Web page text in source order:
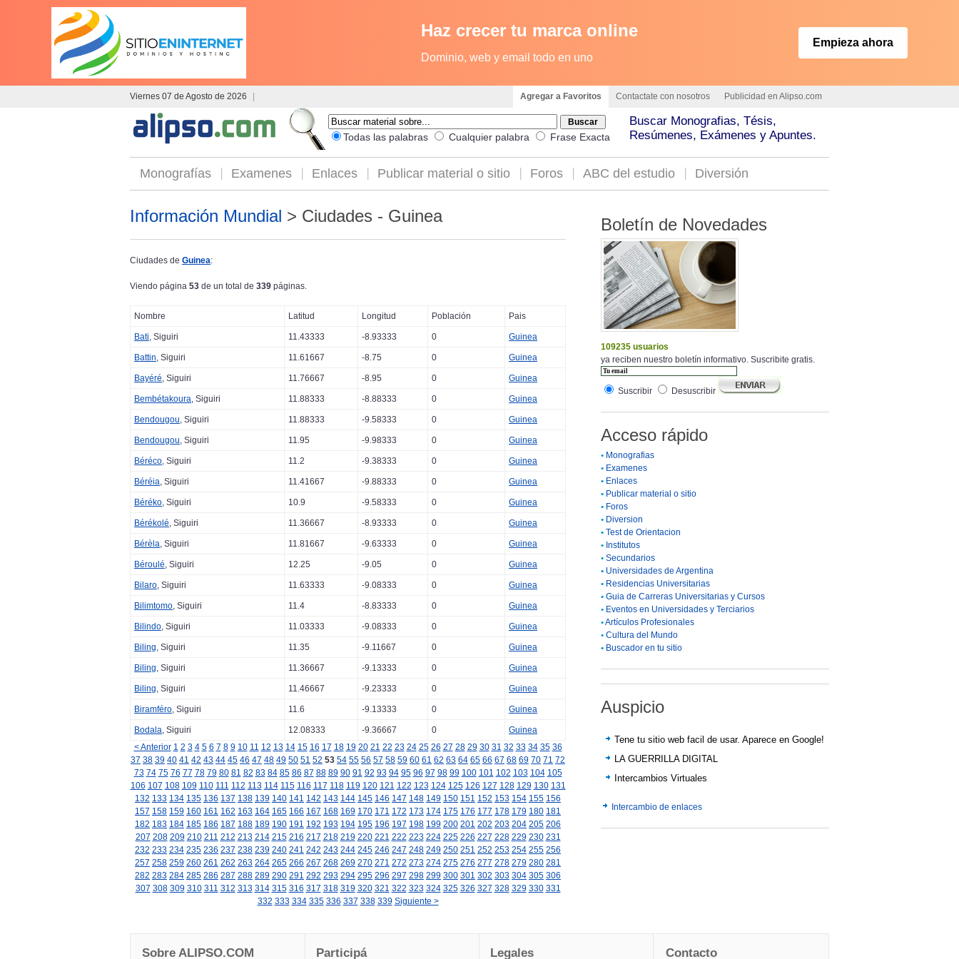
Haz crecer tu marca online
Dominio, web y email todo en uno
Empieza ahora
Viernes 07 de Agosto de 2026 Agregar a Favoritos Contactate con nosotros Publicidad en Alipso.com
Todas las palabras Cualquier palabra Frase Exacta
Buscar Monografias, Tésis,
Resúmenes, Exámenes y Apuntes.
Monografías Examenes Enlaces Publicar material o sitio Foros ABC del estudio Diversión
Información Mundial > Ciudades - Guinea
Ciudades de Guinea:
Viendo página 53 de un total de 339 páginas.
Nombre Latitud Longitud Población Pais
Bati, Siguiri 11.43333 -8.93333 0 Guinea
Battin, Siguiri 11.61667 -8.75 0 Guinea
Bayéré, Siguiri 11.76667 -8.95 0 Guinea
Bembétakoura, Siguiri 11.88333 -8.88333 0 Guinea
Bendougou, Siguiri 11.88333 -9.58333 0 Guinea
Bendougou, Siguiri 11.95 -9.98333 0 Guinea
Béréco, Siguiri 11.2 -9.38333 0 Guinea
Béréia, Siguiri 11.41667 -9.88333 0 Guinea
Béréko, Siguiri 10.9 -9.58333 0 Guinea
Bérékolé, Siguiri 11.36667 -8.93333 0 Guinea
Bérèla, Siguiri 11.81667 -9.63333 0 Guinea
Béroulé, Siguiri 12.25 -9.05 0 Guinea
Bilaro, Siguiri 11.63333 -9.08333 0 Guinea
Bilimtomo, Siguiri 11.4 -8.83333 0 Guinea
Bilindo, Siguiri 11.03333 -9.08333 0 Guinea
Biling, Siguiri 11.35 -9.11667 0 Guinea
Biling, Siguiri 11.36667 -9.13333 0 Guinea
Biling, Siguiri 11.46667 -9.23333 0 Guinea
Biramféro, Siguiri 11.6 -9.13333 0 Guinea
Bodala, Siguiri 12.08333 -9.36667 0
Guinea
< Anterior 1 2 3 4 5 6 7 8 9 10 11 12 13 14 15 16 17 18 19 20 21 22 23 24 25 26 27 28 29 30 31 32 33 34 35 36
37 38 39 40 41 42 43 44 45 46 47 48 49 50 51 52 53 54 55 56 57 58 59 60 61 62 63 64 65 66 67 68 69 70 71 72
73 74 75 76 77 78 79 80 81 82 83 84 85 86 87 88 89 90 91 92 93 94 95 96 97 98 99 100 101 102 103 104 105
106 107 108 109 110 111 112 113 114 115 116 117 118 119 120 121 122 123 124 125 126 127 128 129 130 131
132 133 134 135 136 137 138 139 140 141 142 143 144 145 146 147 148 149 150 151 152 153 154 155 156
157 158 159 160 161 162 163 164 165 166 167 168 169 170 171 172 173 174 175 176 177 178 179 180 181
182 183 184 185 186 187 188 189 190 191 192 193 194 195 196 197 198 199 200 201 202 203 204 205 206
207 208 209 210 211 212 213 214 215 216 217 218 219 220 221 222 223 224 225 226 227 228 229 230 231
232 233 234 235 236 237 238 239 240 241 242 243 244 245 246 247 248 249 250 251 252 253 254 255 256
257 258 259 260 261 262 263 264 265 266 267 268 269 270 271 272 273 274 275 276 277 278 279 280 281
282 283 284 285 286 287 288 289 290 291 292 293 294 295 296 297 298 299 300 301 302 303 304 305 306
307 308 309 310 311 312 313 314 315 316 317 318 319 320 321 322 323 324 325 326 327 328 329 330 331
332 333 334 335 336 337 338 339 Siguiente >
Boletín de Novedades
109235 usuarios
ya reciben nuestro boletín informativo. Suscribite gratis.
Suscribir Desuscribir
Acceso rápido
• Monografias
• Examenes
• Enlaces
• Publicar material o sitio
• Foros
• Diversion
• Test de Orientacion
• Institutos
• Secundarios
• Universidades de Argentina
• Residencias Universitarias
• Guia de Carreras Universitarias y Cursos
• Eventos en Universidades y Terciarios
•Artículos Profesionales
• Cultura del Mundo
• Buscador en tu sitio
Auspicio
Tene tu sitio web facil de usar. Aparece en Google!
LA GUERRILLA DIGITAL
Intercambios Virtuales
Intercambio de enlaces
Sobre ALIPSO.COM Participá Legales Contacto